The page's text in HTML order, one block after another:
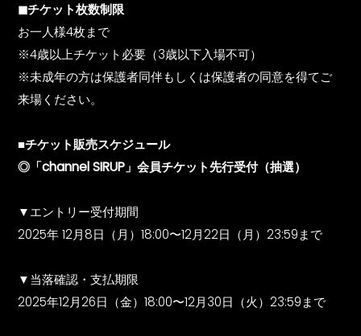
◼︎チケット枚数制限
お一人様4枚まで
※4歳以上チケット必要（3歳以下入場不可）
※未成年の方は保護者同伴もしくは保護者の同意を得てご
来場ください。
■チケット販売スケジュール
◎「channel SIRUP」会員チケット先行受付（抽選）
▼エントリー受付期間
2025年 12月8日（月）18:00〜12月22日（月）23:59まで
▼当落確認・支払期限
2025年12月26日（金）18:00〜12月30日（火）23:59まで